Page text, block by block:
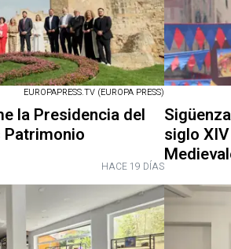
EUROPAPRESS.TV (EUROPA PRESS)
la Presidencia del
Patrimonio
HACE 19 DÍAS
siglo